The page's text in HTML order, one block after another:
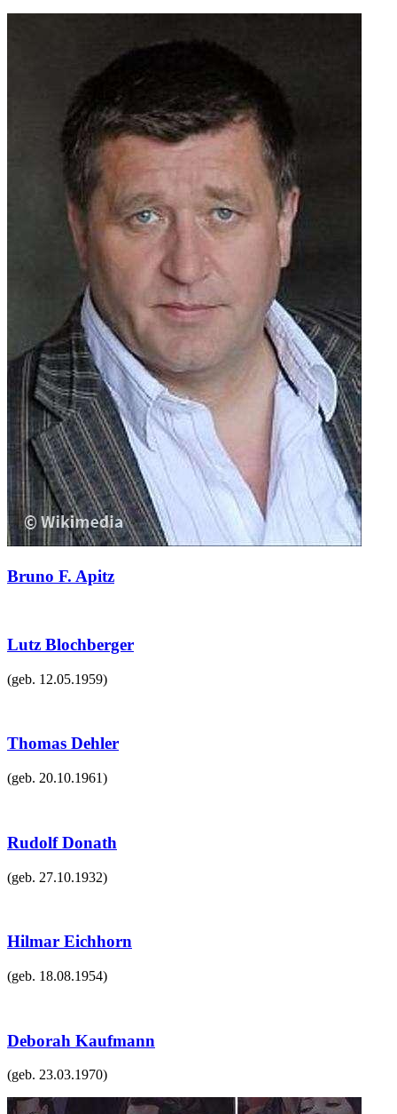
Bruno F. Apitz
Lutz Blochberger
(geb. 12.05.1959)
Thomas Dehler
(geb. 20.10.1961)
Rudolf Donath
(geb. 27.10.1932)
Hilmar Eichhorn
(geb. 18.08.1954)
Deborah Kaufmann
(geb. 23.03.1970)